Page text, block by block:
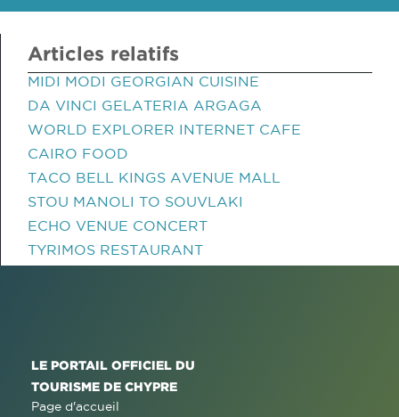
Articles relatifs
MIDI MODI GEORGIAN CUISINE
DA VINCI GELATERIA ARGAGA
WORLD EXPLORER INTERNET CAFE
CAIRO FOOD
TACO BELL KINGS AVENUE MALL
STOU MANOLI TO SOUVLAKI
ECHO VENUE CONCERT
TYRIMOS RESTAURANT
LE PORTAIL OFFICIEL DU
TOURISME DE CHYPRE
Page d'accueil